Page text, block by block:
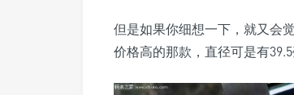
但是如果你细想一下，就又会
价格高的那款，直径可是有